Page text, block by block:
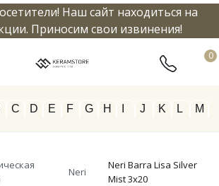
info@keramstore.ru 8 800
Наш сайт находиться на
Приносим свои извинения!
0
C D E F G H J K L M
Neri
Neri Barra Lisa Silver
Mist 3x20